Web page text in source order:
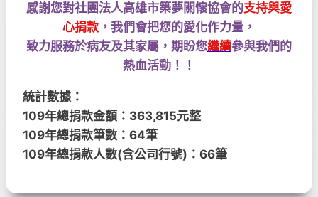
感謝您對社團法人高雄市築夢關懷協會的支持與愛
心捐款 ，我們會把您的愛化作力量，
致力服務於病友及其家屬，期盼您繼續參與我們的
熱血活動！！
統計數據：
109年總捐款金額：363,815元整
109年總捐款筆數：64筆
109年總捐款人數(含公司行號)：66筆